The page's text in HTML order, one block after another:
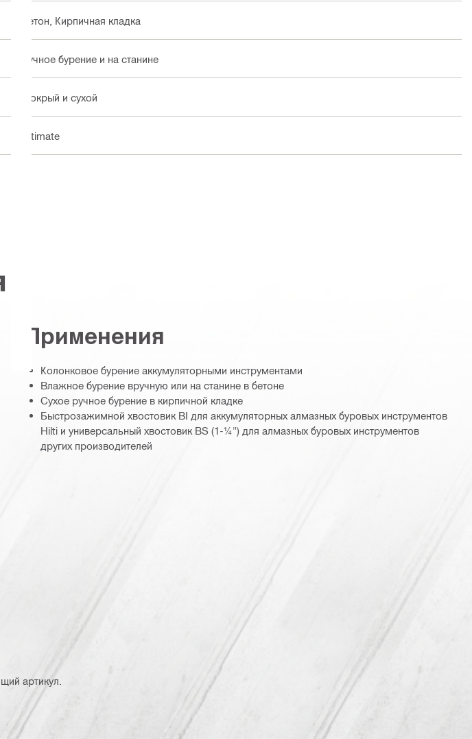
Бетон, Кирпичная кладка
Ручное бурение и на станине
Мокрый и сухой
Ultimate
Применения
Колонковое бурение аккумуляторными инструментами
Влажное бурение вручную или на станине в бетоне
Сухое ручное бурение в кирпичной кладке
Быстрозажимной хвостовик BI для аккумуляторных алмазных буровых инструментов
Hilti и универсальный хвостовик BS (1-¼") для алмазных буровых инструментов
других производителей
артикул.